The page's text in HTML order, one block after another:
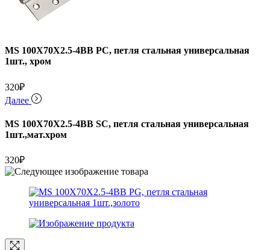
MS 100X70X2.5-4BB PC, петля стальная универсальная
1шт., хром
320₽
Далее
MS 100X70X2.5-4BB SC, петля стальная универсальная
1шт.,мат.хром
320₽